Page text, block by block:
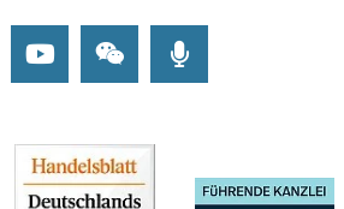
LinkedInYoutubeWechat